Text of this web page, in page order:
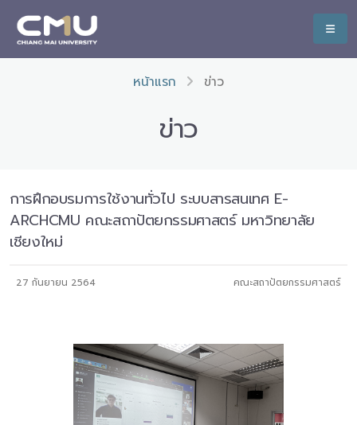
หน้าแรก ข่าว
ข่าว
การฝึกอบรมการใช้งานทั่วไป ระบบสารสนเทศ E-
ARCHCMU คณะสถาปัตยกรรมศาสตร์ มหาวิทยาลัย
เชียงใหม่
27 กันยายน 2564 คณะสถาปัตยกรรมศาสตร์